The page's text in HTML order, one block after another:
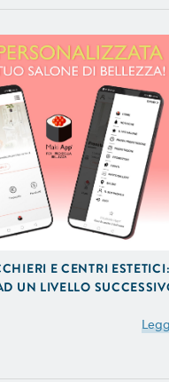
E CENTRI
UN LIVELLO